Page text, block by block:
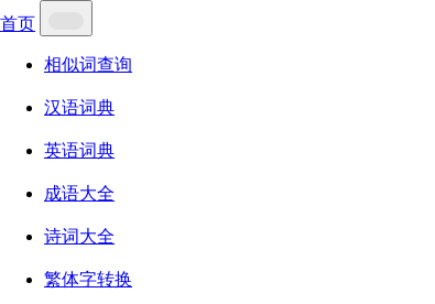
首页
相似词查询
汉语词典
英语词典
成语大全
诗词大全
繁体字转换